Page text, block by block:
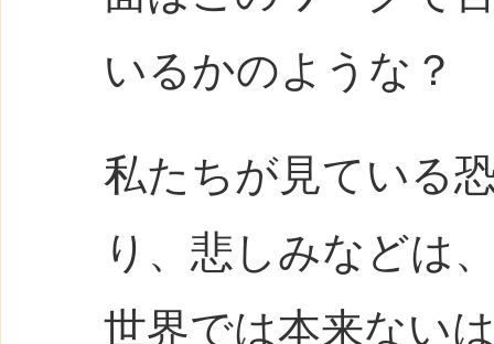
いるかのような？
私たちが見ている
り、悲しみなどは
世界では本来ない